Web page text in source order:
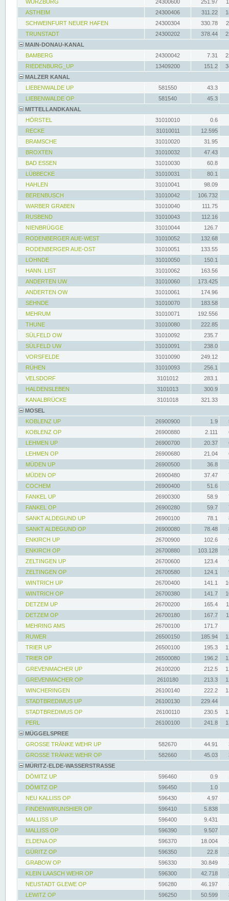
WÜRZBURG 24300600 251.97
ASTHEIM
24300406 311.22
SCHWEINFURT NEUER HAFEN
24300304 330.78
TRUNSTADT
24300202 378.44
MAIN-DONAU-KANAL
BAMBERG
24300042 7.31
RIEDENBURG_UP
13409200 151.2
MALZER KANAL
LIEBENWALDE UP
581550
43.3
LIEBENWALDE OP
581540
45.3
MITTELLANDKANAL
HÖRSTEL
31010010
0.6
RECKE
31010011
12.595
BRAMSCHE
31010020
31.95
BROXTEN
31010032
47.43
BAD ESSEN
31010030
60.8
LÜBBECKE
31010031
80.1
HAHLEN
31010041
98.09
BERENBUSCH
31010042
106.732
WARBER GRABEN
31010040
111.75
RUSBEND
31010043
112.16
NIENBRÜGGE
31010044
126.7
RODENBERGER AUE-WEST
31010052
132.68
RODENBERGER AUE-OST
31010051
133.55
LOHNDE
31010050
150.1
HANN. LIST
31010062
163.56
ANDERTEN UW
31010060
173.425
ANDERTEN OW
31010061
174.96
SEHNDE
31010070
183.58
MEHRUM
31010071
192.556
THUNE
31010080
222.85
SÜLFELD OW
31010092
235.7
SÜLFELD UW
31010091
238.0
VORSFELDE
31010090
249.12
RÜHEN
31010093
256.1
VELSDORF
3101012
283.1
HALDENSLEBEN
3101013
300.9
KANALBRÜCKE
3101018
321.33
MOSEL
KOBLENZ UP
26900900 1.9
KOBLENZ OP
26900880 2.111
LEHMEN UP
26900700 20.37
LEHMEN OP
26900680 21.04
MÜDEN UP
26900500 36.8
MÜDEN OP
26900480 37.47
COCHEM
26900400 51.6
FANKEL UP
26900300 58.9
FANKEL OP
26900280 59.7
SANKT ALDEGUND UP
26900100 78.1
SANKT ALDEGUND OP
26900080 78.48
ENKIRCH UP
26700900 102.6
ENKIRCH OP
26700880 103.128
ZELTINGEN UP
26700600 123.4
ZELTINGEN OP
26700580 124.1
WINTRICH UP
26700400 141.1
WINTRICH OP
26700380 141.7
DETZEM UP
26700200 165.4
DETZEM OP
26700180 167.7
MEHRING AMS
26700100
171.7
RUWER
26500150 185.94
TRIER UP
26500100 195.3
TRIER OP
26500080 196.2
GREVENMACHER UP
26100200 212.5
GREVENMACHER OP
2610180 213.3
WINCHERINGEN
26100140 222.2
STADTBREDIMUS UP
26100130
229.44
STADTBREDIMUS OP
26100110 230.5
PERL
26100100 241.8
MÜGGELSPREE
GROSSE TRÄNKE WEHR UP
582670 44.91
GROSSE TRÄNKE WEHR OP
582660 45.03
MÜRITZ-ELDE-WASSERSTRASSE
DÖMITZ UP
596460 0.9
DÖMITZ OP
596450 1.0
NEU KALLISS OP
596430 4.97
FINDENWIRUNSHIER OP
596410 5.838
MALLISS UP
596400 9.431
MALLISS OP
596390 9.507
ELDENA OP
596370 18.004
GÜRITZ OP
596350 22.8
GRABOW OP
596330 30.849
KLEIN LAASCH WEHR OP
596300 42.718
NEUSTADT GLEWE OP
596280 46.197
LEWITZ OP
596250 50.599